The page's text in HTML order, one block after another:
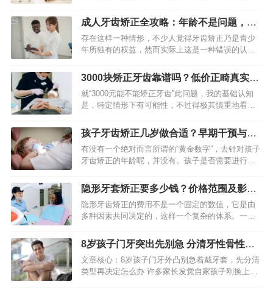
院的口腔科？两者各有优势，适配不同需求与场
景，无绝对优劣之分，核心在…
成人牙齿矫正全攻略：年龄不是问题，方
法与时长详解
存在这样一种情形，不少人觉得牙齿矫正乃是青少
年所独有的权益，然而实际上这是一种错误的认
矫正已然变得极为常见，并且技术也已成熟完备。
只要牙周组织处于健康状态，…
3000块矫正牙齿靠谱吗？低价正畸真实情
况揭秘
就“3000元能不能矫正牙齿”此问题，我的基础认知
是，特定情形下有可能性，不过得极其慎重地看
应着一些限定条件亦或潜在风险。身为从业者，我
劝告大家在留意价格之…
孩子牙齿矫正几岁做合适？早期干预与常
规矫正时机解析
有没有一个绝对而言所谓的“黄金数字”，去针对孩子
牙齿矫正的年龄呢，并没有。孩子是否需要进行矫
体的口腔发育状况的，还有错颌畸形的类型。总体
来讲，矫正时机能够划…
隐形牙套矫正要多少钱？价格范围及影响
因素详解
隐形牙齿矫正的费用不是一个固定的数值，它是由
多种因素共同决定的，这样一个复杂的体系。一般
大概是在2万到8万元人民币之间，这个跨度是比较
大的。了解费用背后的构…
8岁孩子门牙突出先别急 分清牙性骨性再
矫正
文章核心：8岁孩子门牙外凸别急着戴牙套，先分清
类型再决定怎么办 许多家长发觉自家孩子刚换上的